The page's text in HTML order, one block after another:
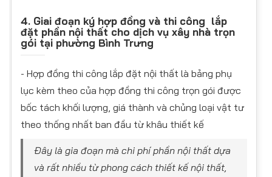
4. Giai đoạn ký hợp đồng và thi công lắp
đặt phần nội thất cho dịch vụ xây nhà trọn
gói tại phường Bình Trưng
- Hợp đồng thi công lắp đặt nội thất là bảng phụ
lục kèm theo của hợp đồng thi công trọn gói được
bốc tách khối lượng, giá thành và chủng loại vật tư
theo thống nhất ban đầu từ khâu thiết kế
Đây là gia đoạn mà chi phí phần nội thất dựa
và rất nhiều từ phong cách thiết kế nội thất,